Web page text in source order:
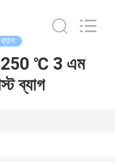
250 ℃ 3 এম
ব্যাগ